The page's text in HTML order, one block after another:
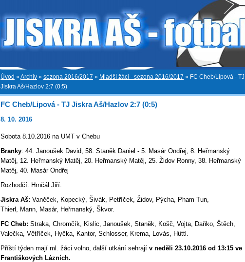
Úvod »Archiv » sezona 2016/2017 » Mladší žáci - sezona 2016/2017 » FC Cheb/Lipová - TJ
Jiskra Aš/Hazlov 2:7 (0:5)
FC Cheb/Lipová - TJ Jiskra Aš/Hazlov 2:7 (0:5)
8. 10. 2016
Sobota 8.10.2016 na UMT v Chebu
Branky: 44. Janoušek David, 58. Staněk Daniel - 5. Masár Ondřej, 8. Heřmanský
Matěj, 12. Heřmanský Matěj, 20. Heřmanský Matěj, 25. Židov Ronny, 38. Heřmanský
Matěj, 40. Masár Ondřej
Rozhodčí: Hrnčál Jiří.
Jiskra Aš: Vaněček, Kopecký, Šivák, Petříček, Židov, Pýcha, Pham Tun,
Thierl, Mann, Masár, Heřmanský, Škvor.
FC Cheb: Straka, Chromčík, Kislic, Janoušek, Staněk, Košč, Vojta, Daňko, Štěch,
Valečka, Větříček, Hyčka, Kantor, Schlosser, Krema, Lovás, Hüttl.
Příští týden mají ml. žáci volno, další utkání sehrají v neděli 23.10.2016 od 13:15 ve
Františkových Lázních.